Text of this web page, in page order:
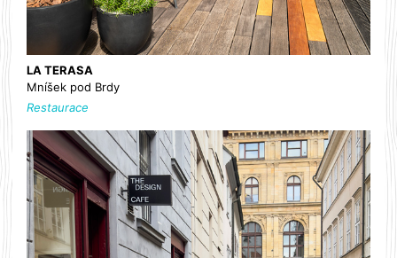
LA TERASA
Mníšek pod Brdy
Restaurace